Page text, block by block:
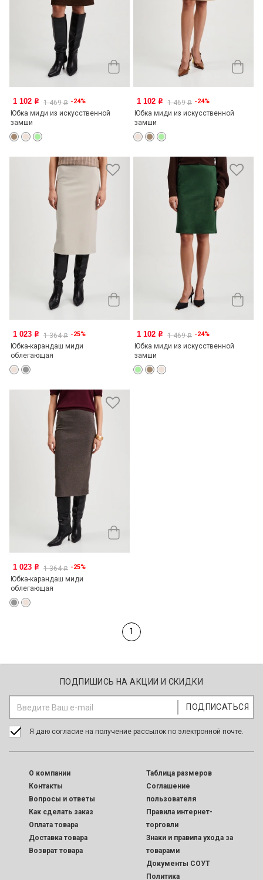
1 102 o 1 469o -24%
Юбка миди из искусственной
замши
1 102 o 1 469o -24%
Юбка миди из искусственной
замши
1 023 o 1 364o -25%
Юбка-карандаш миди
облегающая
1 102 o 1 469o -24%
Юбка миди из искусственной
замши
1 023 o 1 364o -25%
Юбка-карандаш миди
облегающая
1
ПОДПИШИСЬ НА АКЦИИ И СКИДКИ
Я даю согласие на получение рассылок по электронной почте.
O компании
Контакты
Вопросы и ответы
Как сделать заказ
Оплата товара
Доставка товара
Возврат товара
Таблица размеров
Соглашение
пользователя
Правила интернет-
торговли
Знаки и правила ухода за
товарами
Документы СОУТ
Политика